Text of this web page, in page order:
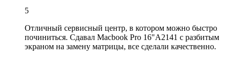
5
Отличный сервисный центр, в котором можно быстро
починиться. Сдавал Macbook Pro 16"A2141 с разбитым
экраном на замену матрицы, все сделали качественно.